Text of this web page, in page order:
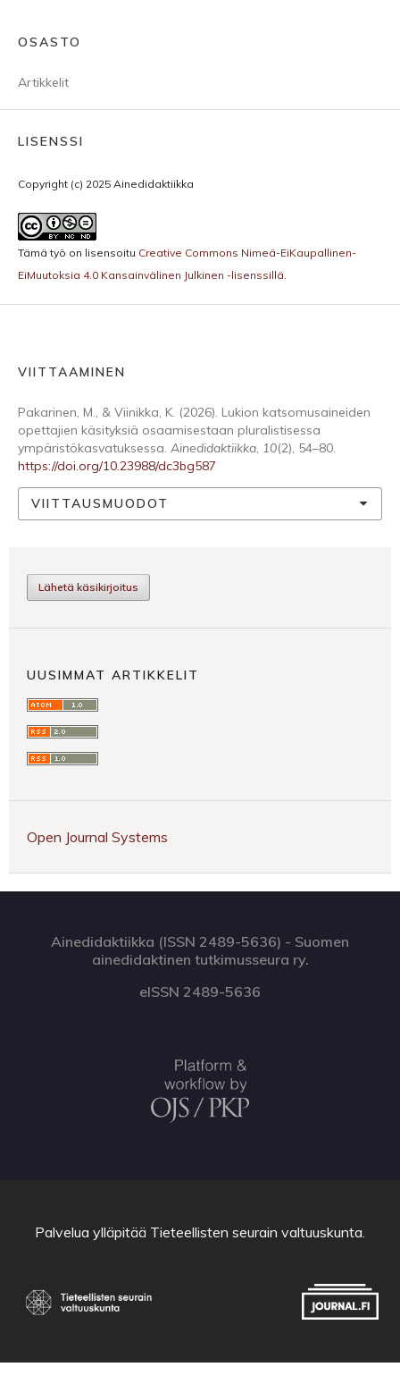
OSASTO
Artikkelit
LISENSSI
Copyright (c) 2025 Ainedidaktiikka
Tämä työ on lisensoitu Creative Commons Nimeä-EiKaupallinen-
EiMuutoksia 4.0 Kansainvälinen Julkinen -lisenssillä
VIITTAAMINEN
Pakarinen, M., & Viinikka, K. (2026). Lukion katsomusaineiden
opettajien käsityksiä osaamisestaan pluralistisessa
ympäristökasvatuksessa. Ainedidaktiikka, 10(2), 54–80.
https://doi.org/10.23988/dc3bg587
VIITTAUSMUODOT
Lähetä käsikirjoitus
UUSIMMAT ARTIKKELIT
Open Journal Systems
Ainedidaktiikka (ISSN 2489-5636) - Suomen
ainedidaktinen tutkimusseura ry.
eISSN 2489-5636
Palvelua ylläpitää Tieteellisten seurain valtuuskunta.